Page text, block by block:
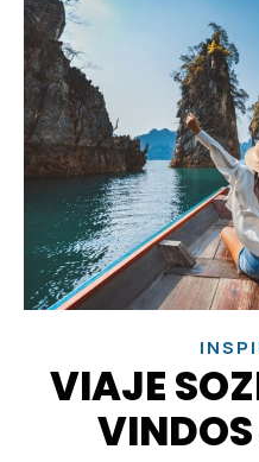
VIAJE